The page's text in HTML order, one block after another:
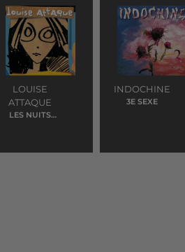
LOUISE
ATTAQUE
LES NUITS
INDOCHINE
3E SEXE